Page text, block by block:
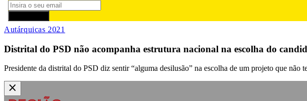
Autárquicas 2021
Distrital do PSD não acompanha estrutura nacional na escolha do
Presidente da distrital do PSD diz sentir “alguma desilusão” na escolha de um projeto que não